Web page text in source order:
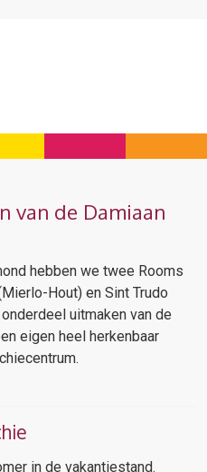
van de Damiaan
hebben we twee Rooms
Hout) en Sint Trudo
uitmaken van de
eigen heel herkenbaar
in de vakantiestand.